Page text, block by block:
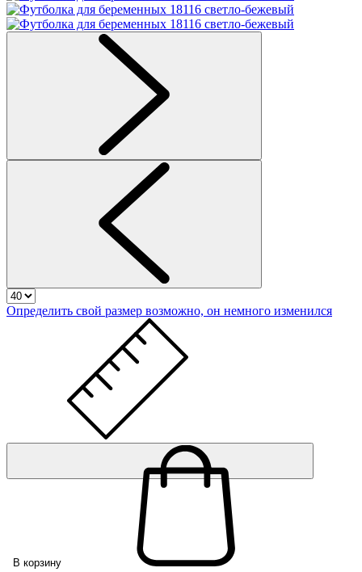
Определить свой размер возможно, он немного изменился
В корзину